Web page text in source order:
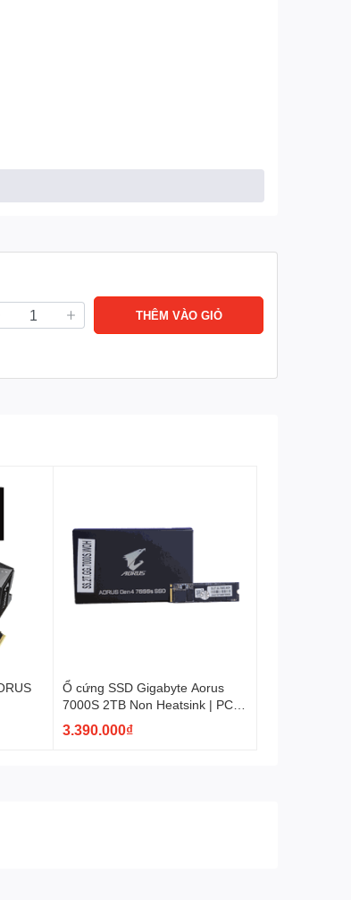
THÊM VÀO GIỎ
Ổ cứng SSD Gigabyte Aorus
7000S 2TB Non Heatsink | PCIe
Gen4, M.2 NVMe (GP-
AG70S2TB)
3.390.000₫